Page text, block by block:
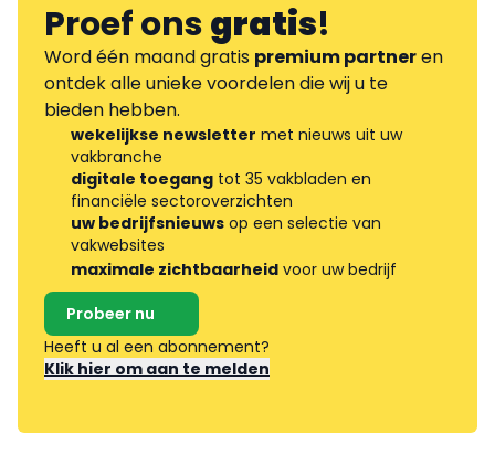
Proef onsgratis!
Word één maand gratis premium partneren
ontdek alle unieke voordelen die wij u te
bieden hebben.
wekelijkse newsletter met nieuws uit uw
vakbranche
digitale toegang tot 35 vakbladen en
financiële sectoroverzichten
uw bedrijfsnieuws op een selectie van
vakwebsites
maximale zichtbaarheid voor uw bedrijf
Probeer nu
Heeft u al een abonnement?
Klik hier om aan te melden